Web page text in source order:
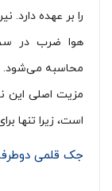
را بر عهده دارد.
هوا ضرب در
محاسبه می‌شود.
مزیت اصلی این
است، زیرا تنها
جک قلمی